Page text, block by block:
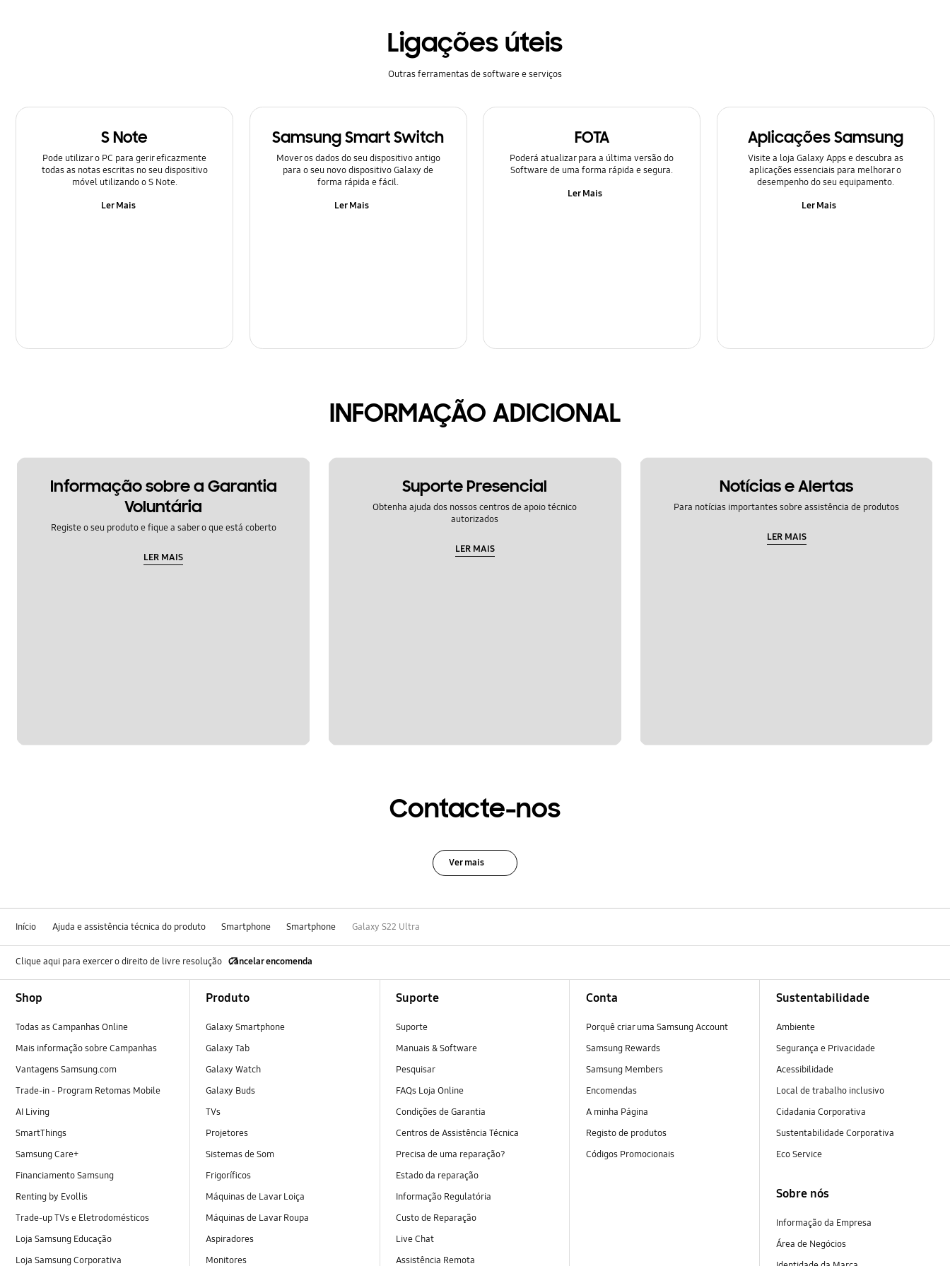
Sites de Redes Sociais
Ligações úteis
Outras ferramentas de software e serviços
S Note
Pode utilizar o PC para gerir eficazmente
todas as notas escritas no seu dispositivo
móvel utilizando o S Note.
Ler Mais
Samsung Smart Switch
Mover os dados do seu dispositivo antigo
para o seu novo dispositivo Galaxy de
forma rápida e fácil.
Ler Mais
FOTA
Poderá atualizar para a última versão do
Software de uma forma rápida e segura.
Ler Mais
Aplicações Samsung
Visite a loja Galaxy Apps e descubra as
aplicações essenciais para melhorar o
desempenho do seu equipamento.
Ler Mais
INFORMAÇÃO ADICIONAL
Informação sobre a Garantia
Voluntária
Registe o seu produto e fique a saber o que está coberto
LER MAIS
Suporte Presencial
Obtenha ajuda dos nossos centros de apoio técnico
autorizados
LER MAIS
Notícias e Alertas
Para notícias importantes sobre assistência de produtos
LER MAIS
Contacte-nos
Ver mais
Início Ajuda e assistência técnica do produto Smartphone Smartphone Galaxy S22 Ultra
Clique aqui para exercer o direito de livre resolução Cancelar encomenda
Shop
Todas as Campanhas Online
Mais informação sobre Campanhas
Vantagens Samsung.com
Trade-in - Program Retomas Mobile
AI Living
SmartThings
Samsung Care+
Financiamento Samsung
Renting by Evollis
Trade-up TVs e Eletrodomésticos
Loja Samsung Educação
Loja Samsung Corporativa
Produto
Galaxy Smartphone
Galaxy Tab
Galaxy Watch
Galaxy Buds
TVs
Projetores
Sistemas de Som
Frigoríficos
Máquinas de Lavar Loiça
Máquinas de Lavar Roupa
Aspiradores
Monitores
Suporte
Suporte
Manuais & Software
Pesquisar
FAQs Loja Online
Condições de Garantia
Centros de Assistência Técnica
Precisa de uma reparação?
Estado da reparação
Informação Regulatória
Custo de Reparação
Live Chat
Assistência Remota
Conta
Porquê criar uma Samsung Account
Samsung Rewards
Samsung Members
Encomendas
A minha Página
Registo de produtos
Códigos Promocionais
Sustentabilidade
Ambiente
Segurança e Privacidade
Acessibilidade
Local de trabalho inclusivo
Cidadania Corporativa
Sustentabilidade Corporativa
Eco Service
Sobre nós
Informação da Empresa
Área de Negócios